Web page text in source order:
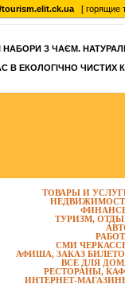
tourism.elit.ck.ua [ горящие
З ЧАЄМ.
В ЕКОЛОГІЧНО ЧИСТИХ
ТОВАРЫ И
ТУРИЗМ,
СМИ
АФИША, ЗАКАЗ
ВСЕ ДЛЯ
РЕСТОРАНЫ,
ИНТЕРНЕТ-